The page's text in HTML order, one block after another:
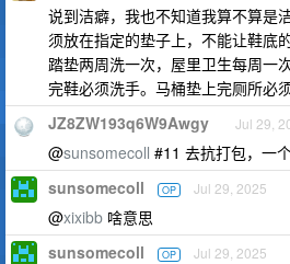
说到洁癖，我也不知道我算不算是
须放在指定的垫子上，不能让鞋底
踏垫两周洗一次，屋里卫生每周一
完鞋必须洗手。马桶垫上完厕所必
JZ8ZW193q6W9Awgy Jul 29,
@sunsomecoll #11 去抗打包，一
sunsomecoll OP Jul 29, 2025
@xixibb 啥意思
sunsomecoll OP Jul 29, 2025